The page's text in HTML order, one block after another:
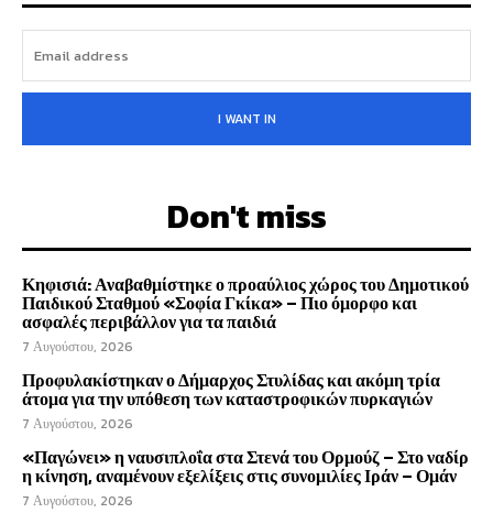
I WANT IN
Don't miss
Κηφισιά: Αναβαθμίστηκε ο προαύλιος χώρος του Δημοτικού
Παιδικού Σταθμού «Σοφία Γκίκα» – Πιο όμορφο και
ασφαλές περιβάλλον για τα παιδιά
7 Αυγούστου, 2026
Προφυλακίστηκαν ο Δήμαρχος Στυλίδας και ακόμη τρία
άτομα για την υπόθεση των καταστροφικών πυρκαγιών
7 Αυγούστου, 2026
«Παγώνει» η ναυσιπλοΐα στα Στενά του Ορμούζ – Στο ναδίρ
η κίνηση, αναμένουν εξελίξεις στις συνομιλίες Ιράν – Ομάν
7 Αυγούστου, 2026